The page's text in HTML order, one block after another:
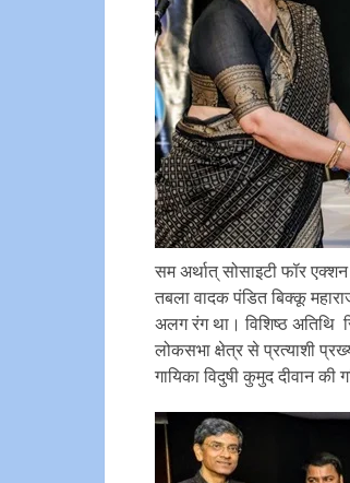
सम अर्थात् सोसाइटी फॉर
तबला वादक पंडित बिक्कू
अलग रंग था। विशिष्ठ अतिथि
लोकसभा क्षेत्र से प्रत्याशी
गायिका विदुषी कुमुद दीवान